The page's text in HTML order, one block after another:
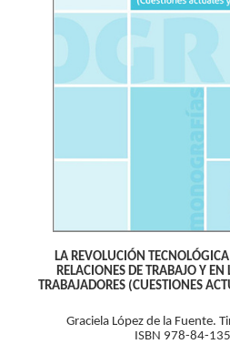
LA REVOLUCIÓN
RELACIONES DE TRABAJO Y EN
TRABAJADORES (CUESTIONES
Graciela López de la Fuente.
ISBN 978-84-